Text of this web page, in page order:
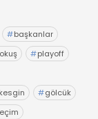
#başkanlar
#playoff
#gölcük